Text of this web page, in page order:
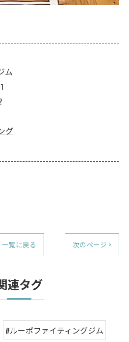
ム
グ
一覧に戻る 次のページ >
連タグ
#ルーポファイティングジム